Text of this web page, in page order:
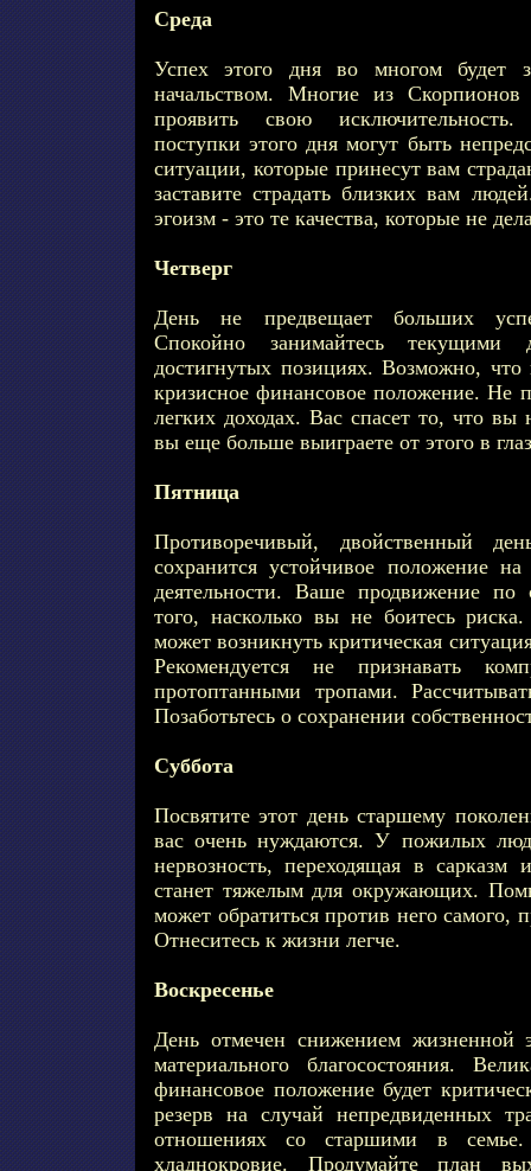
Среда
Успех этого дня во многом будет
начальством. Многие из Скорпионов
проявить свою
поступки этого дня могут быть
ситуации, которые принесут вам
заставите страдать близких вам
эгоизм - это те качества, которые не
Четверг
День не предвещает больших
Спокойно занимайтесь текущими
достигнутых позициях. Возможно, что
кризисное финансовое положение. Не
легких доходах. Вас спасет то, что вы
вы еще больше выиграете от этого в
Пятница
Противоречивый, двойственный
сохранится устойчивое положение
деятельности. Ваше продвижение по
того, насколько вы не боитесь
может возникнуть критическая
Рекомендуется не признавать
протоптанными тропами.
Позаботьтесь о сохранении
Суббота
Посвятите этот день старшему
вас очень нуждаются. У пожилых
нервозность, переходящая в
станет тяжелым для окружающих.
может обратиться против него самого,
Отнеситесь к жизни легче.
Воскресенье
День отмечен снижением жизненной
материального благосостояния.
финансовое положение будет
резерв на случай непредвиденных
отношениях со старшими в семье.
хладнокровие. Продумайте план